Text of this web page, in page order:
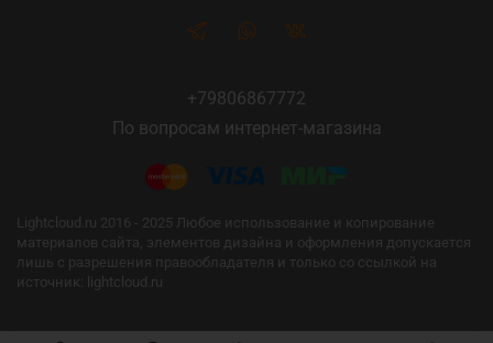
+79806867772
По вопросам интернет-магазина
Lightcloud.ru 2016 - 2025 Любое использование и копирование
материалов сайта, элементов дизайна и оформления допускается
лишь с разрешения правообладателя и только со ссылкой на
источник: lightcloud.ru